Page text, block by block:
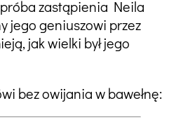
zastąpienia Neila
jego geniuszowi przez
jak wielki był jego
bez owijania w bawełnę: